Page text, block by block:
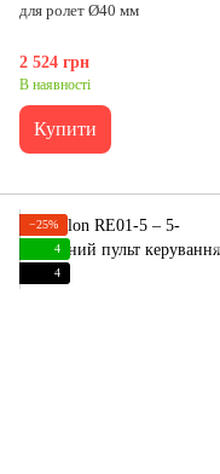
для ролет Ø40 мм
2 524 грн
В наявності
Купити
−25%
4
4